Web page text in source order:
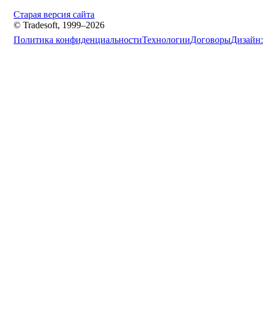
Старая версия сайта
© Tradesoft, 1999–2026
Политика конфиденциальностиТехнологииДоговорыДизайн: